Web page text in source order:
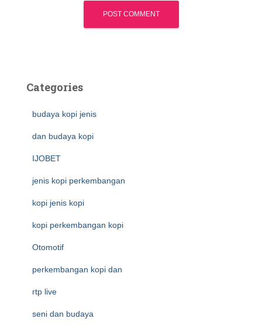
Categories
budaya kopi jenis
dan budaya kopi
IJOBET
jenis kopi perkembangan
kopi jenis kopi
kopi perkembangan kopi
Otomotif
perkembangan kopi dan
rtp live
seni dan budaya